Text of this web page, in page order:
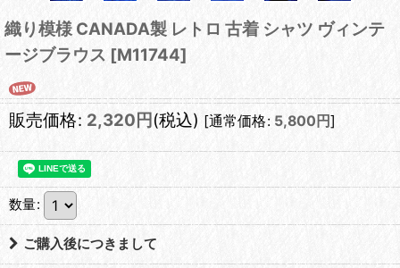
織り模様 CANADA製 レトロ 古着 シャツ ヴィンテ
ージブラウス [M11744]
販売価格: 2,320 円 (税込) [通常価格: 5,800 円]
数量:
ご購入後につきまして